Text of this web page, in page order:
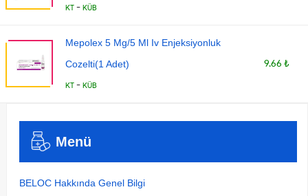
KT - KÜB
Mepolex 5 Mg/5 Ml Iv Enjeksiyonluk
Cozelti(1 Adet)
KT - KÜB
9.66 ₺
Menü
BELOC Hakkında Genel Bilgi